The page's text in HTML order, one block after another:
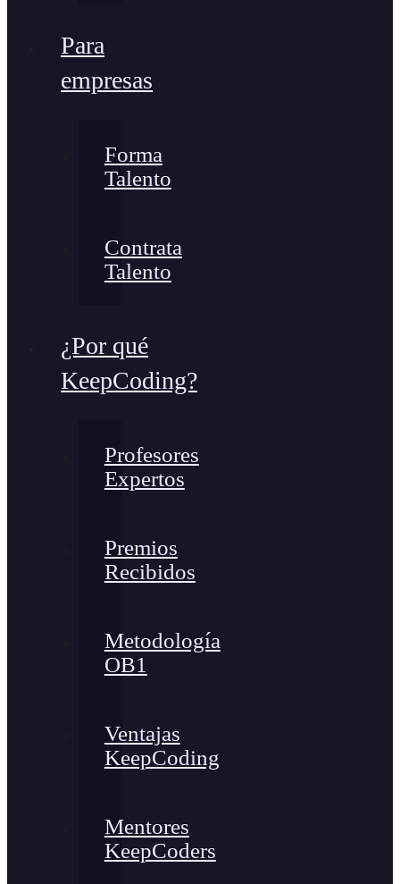
Para
empresas
Forma
Talento
Contrata
Talento
¿Por qué
KeepCoding?
Profesores
Expertos
Premios
Recibidos
Metodología
OB1
Ventajas
KeepCoding
Mentores
KeepCoders